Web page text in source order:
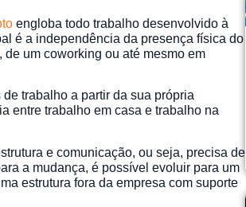
engloba todo trabalho desenvolvido à
é a independência da presença física do
um coworking ou até mesmo em
trabalho a partir da sua própria
entre trabalho em casa e trabalho na
e comunicação, ou seja, precisa de
a mudança, é possível evoluir para um
estrutura fora da empresa com suporte